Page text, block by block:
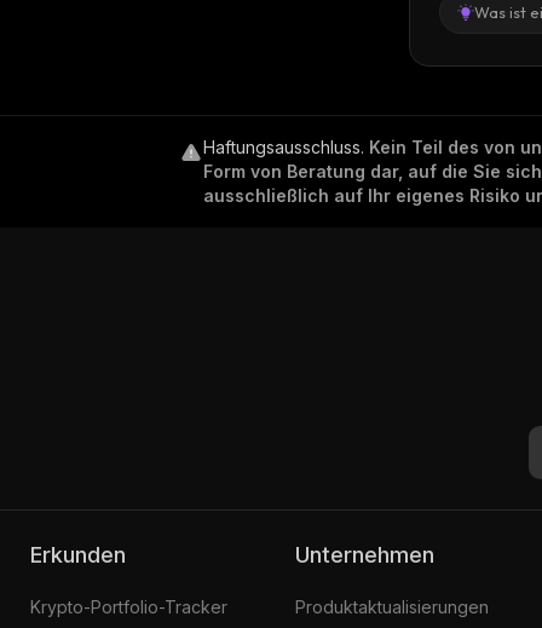
Was ist
Haftungsausschluss. Kein Teil des von
Form von Beratung dar, auf die Sie
ausschließlich auf Ihr eigenes Risiko
Erkunden
Krypto-Portfolio-Tracker
Unternehmen
Produktaktualisierungen